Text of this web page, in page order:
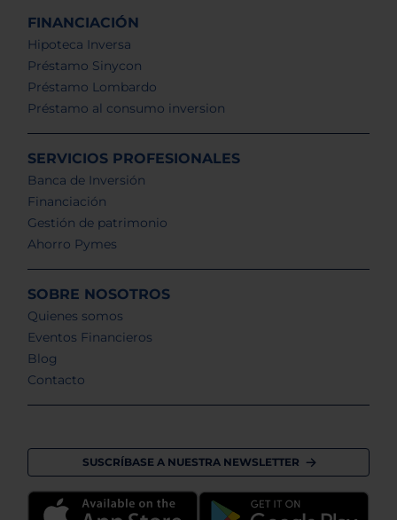
FINANCIACIÓN
Hipoteca Inversa
Préstamo Sinycon
Préstamo Lombardo
Préstamo al consumo inversion
SERVICIOS PROFESIONALES
Banca de Inversión
Financiación
Gestión de patrimonio
Ahorro Pymes
SOBRE NOSOTROS
Quienes somos
Eventos Financieros
Blog
Contacto
SUSCRÍBASE A NUESTRA NEWSLETTER